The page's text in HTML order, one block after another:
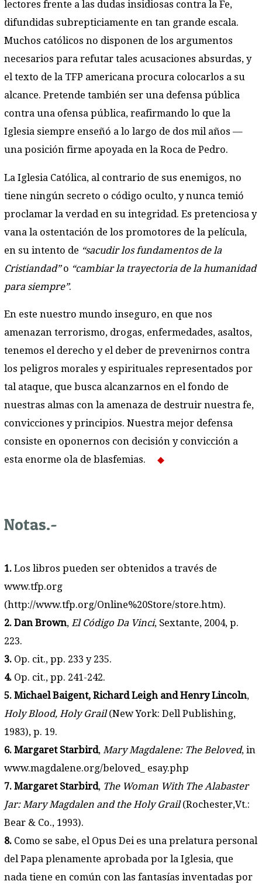
lectores frente a las dudas insidiosas contra la Fe,
difundidas subrepticiamente en tan grande escala.
Muchos católicos no disponen de los argumentos
necesarios para refutar tales acusaciones absurdas, y
el texto de la TFP americana procura colocarlos a su
alcance. Pretende también ser una defensa pública
contra una ofensa pública, reafirmando lo que la
Iglesia siempre enseñó a lo largo de dos mil años —
una posición firme apoyada en la Roca de Pedro.
La Iglesia Católica, al contrario de sus enemigos, no
tiene ningún secreto o código oculto, y nunca temió
proclamar la verdad en su integridad. Es pretenciosa y
vana la ostentación de los promotores de la película,
en su intento de “sacudir los fundamentos de la
Cristiandad”o “cambiar la trayectoria de la humanidad
para siempre”.
En este nuestro mundo inseguro, en que nos
amenazan terrorismo, drogas, enfermedades, asaltos,
tenemos el derecho y el deber de prevenirnos contra
los peligros morales y espirituales representados por
tal ataque, que busca alcanzarnos en el fondo de
nuestras almas con la amenaza de destruir nuestra fe,
convicciones y principios. Nuestra mejor defensa
consiste en oponernos con decisión y convicción a
esta enorme ola de blasfemias.
Notas.-
1. Los libros pueden ser obtenidos a través de
www.tfp.org
(http://www.tfp.org/Online%20Store/store.htm).
2. Dan Brown, El Código Da Vinci, Sextante, 2004, p.
223.
3. Op. cit., pp. 233 y 235.
4. Op. cit., pp. 241-242.
5. Michael Baigent, Richard Leigh and Henry Lincoln,
Holy Blood, Holy Grail(New York: Dell Publishing,
1983), p. 19.
6. Margaret Starbird, Mary Magdalene: The Beloved, in
www.magdalene.org/beloved_ esay.php
7. Margaret Starbird, The Woman With The Alabaster
Jar: Mary Magdalen and the Holy Grail(Rochester,Vt.:
Bear & Co., 1993).
8. Como se sabe, el Opus Dei es una prelatura personal
del Papa plenamente aprobada por la Iglesia, que
nada tiene en común con las fantasías inventadas por